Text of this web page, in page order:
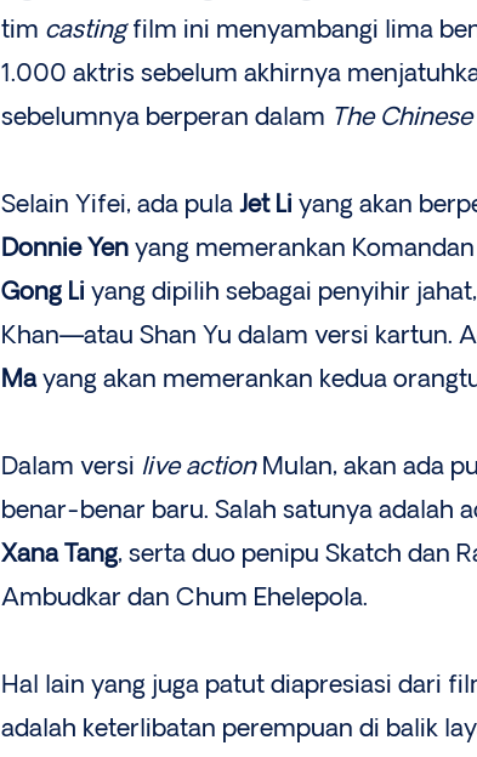
tim castingfilm ini menyambangi lima
1.000 aktris sebelum akhirnya
sebelumnya berperan dalam The
Selain Yifei, ada pula Jet Li yang akan
Donnie Yen yang memerankan
Gong Li yang dipilih sebagai penyihir jahat,
Khan—atau Shan Yu dalam versi kartun.
Mayang akan memerankan kedua
Dalam versi live action­ Mulan, akan ada
benar-benar baru. Salah satunya adalah
Xana Tang, serta duo penipu Skatch dan
Ambudkar dan Chum Ehelepola.
Hal lain yang juga patut diapresiasi dari
adalah keterlibatan perempuan di balik